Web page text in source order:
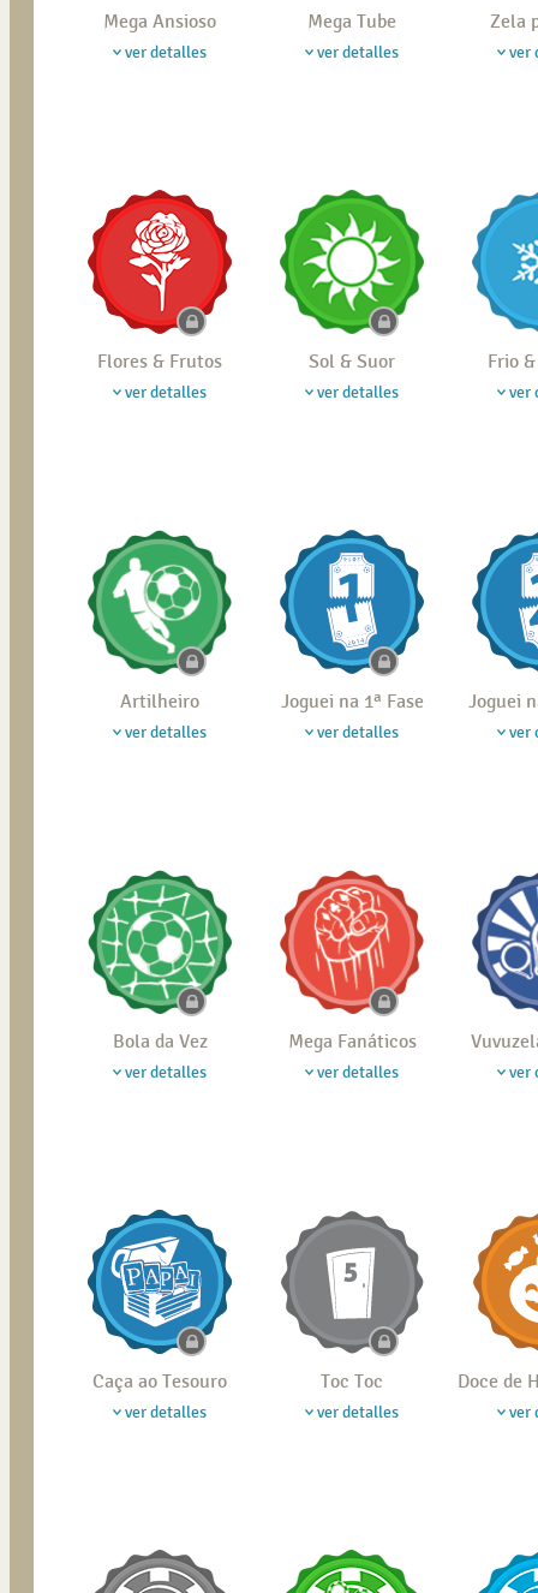
Mega Ansioso
ver detalles
Mega Tube
ver detalles
Zela
ver
Flores & Frutos
ver detalles
Sol & Suor
ver detalles
Frio
ver
Artilheiro
ver detalles
Joguei na 1ª Fase
ver detalles
Joguei
ver
Bola da Vez
ver detalles
Mega Fanáticos
ver detalles ver
Caça ao Tesouro
ver detalles
Toc Toc
ver detalles
Doce de
ver